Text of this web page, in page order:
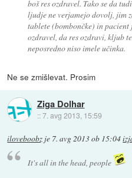
boš res ozdravel. Tako se da
ljudje ne verjamejo dovolj, jim
tablete (bombončke) in
ozdravel, da res ozdravi, kljub
neposredno niso imele učinka.
Ne se zmišlevat. Prosim
Ziga Dolhar
::7. avg 2013, 15:59
iloveboobz je 7. avg 2013 ob 15:04
It's all in the head, people